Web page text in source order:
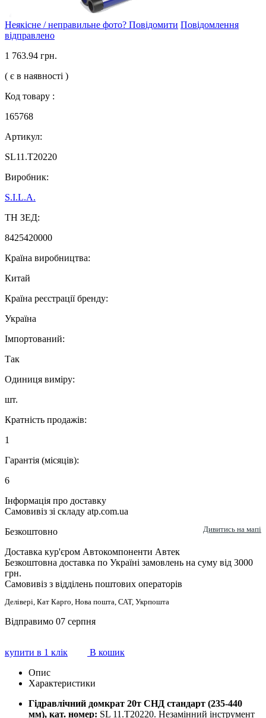
Неякісне / неправильне фото? Повідомити Повідомлення
відправлено
1 763.94 грн.
( є в наявності )
Код товару :
165768
Артикул:
SL11.T20220
Виробник:
S.I.L.A.
ТН ЗЕД:
8425420000
Країна виробництва:
Китай
Країна реєстрації бренду:
Україна
Імпортований:
Так
Одиниця виміру:
шт.
Кратність продажів:
1
Гарантія (місяців):
6
Інформація про доставку
Самовивіз зі складу atp.com.ua
Безкоштовно
Дивитись на мапі
Доставка кур'єром Автокомпоненти Автек
Безкоштовна доставка по Україні замовлень на суму від 3000
грн.
Самовивіз з відділень поштових операторів
Делівері, Кат Карго, Нова пошта, САТ, Укрпошта
Відправимо 07 серпня
купити в 1 клік
В кошик
Опис
Характеристики
Гідравлічний домкрат 20т СНД стандарт (235-440
мм), кат. номер: SL 11.T20220. Незамінний інструмент